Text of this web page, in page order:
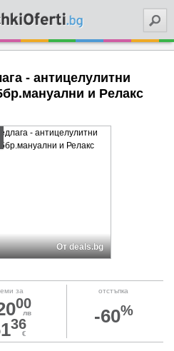
- антицелулитни
и Релакс
От deals.bg
за
00
лв
36
€
отстъпка
-60%